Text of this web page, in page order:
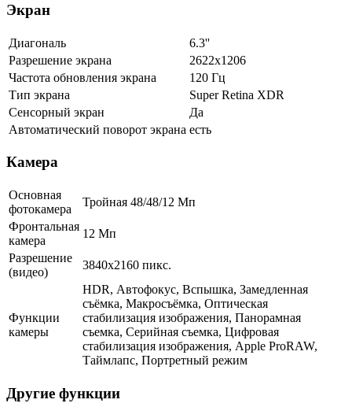
Экран
Диагональ
6.3''
Разрешение экрана
2622x1206
Частота обновления экрана
120 Гц
Тип экрана
Super Retina XDR
Сенсорный экран
Да
Автоматический поворот экрана есть
Камера
Основная
фотокамера
Тройная 48/48/12 Мп
Фронтальная
камера
12 Мп
Разрешение
(видео)
3840x2160 пикс.
Функции
камеры
HDR, Автофокус, Вспышка, Замедленная
съёмка, Макросъёмка, Оптическая
стабилизация изображения, Панорамная
съемка, Серийная съемка, Цифровая
стабилизация изображения, Apple ProRAW,
Таймлапс, Портретный режим
Другие функции